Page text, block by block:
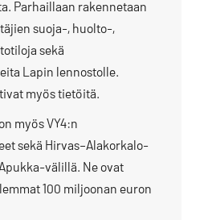
Parhaillaan rakennetaan
suoja-, huolto-,
sekä
Lapin lennostolle.
myös tietöitä.
myös VY4:n
sekä Hirvas–Alakorkalo-
välillä. Ne ovat
100 miljoonan euron